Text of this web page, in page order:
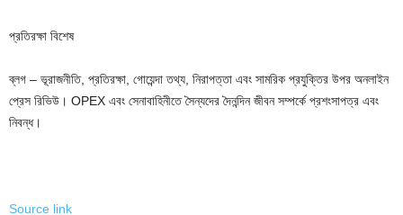
প্রতিরক্ষা বিশেষ
ব্লগ – ভূরাজনীতি, প্রতিরক্ষা, গোয়েন্দা তথ্য, নিরাপত্তা এবং সামরিক প্রযুক্তির উপর অনলাইন
প্রেস রিভিউ। OPEX এবং সেনাবাহিনীতে সৈন্যদের দৈনন্দিন জীবন সম্পর্কে প্রশংসাপত্র এবং
নিবন্ধ।
Source link